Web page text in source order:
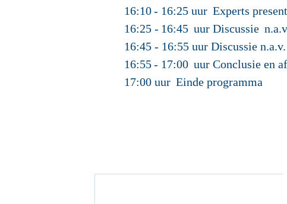
16:10 - 16:25 uur Experts
16:25 - 16:45 uur Discussie
16:45 - 16:55 uur Discussie
16:55 - 17:00 uur Conclusie en
17:00 uur Einde programma